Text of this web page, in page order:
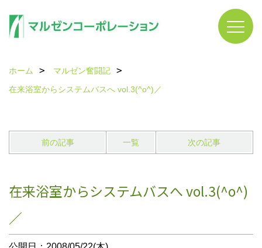
ホーム
マルゼン奮闘記
在来浴室からシステムバスへ vol.3(^o^)／
前の記事 一覧 次の記事
在来浴室からシステムバスへ vol.3(^o^)
／